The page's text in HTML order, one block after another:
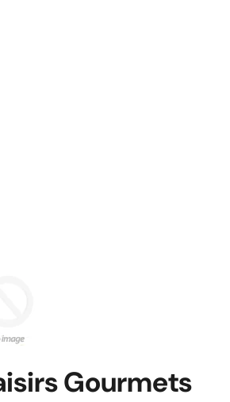
Gourmets